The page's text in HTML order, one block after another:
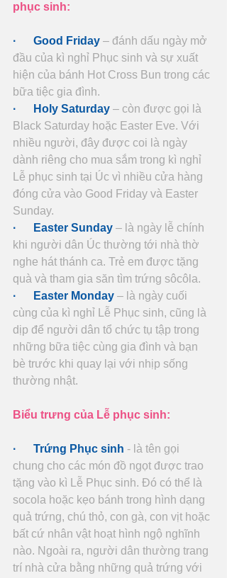
phục sinh:
·      Good Friday – đánh dấu ngày mở
đầu của kì nghỉ Phục sinh và sự xuất
hiện của bánh Hot Cross Bun trong các
bữa tiệc gia đình.
·      Holy Saturday – còn được gọi là
Black Saturday hoặc Easter Eve. Với
nhiều người, đây được coi là ngày
dành riêng cho mua sắm trong kì nghỉ
Lễ phục sinh tại Úc vì nhiều cửa hàng
đóng cửa vào Good Friday và Easter
Sunday.
·      Easter Sunday – là ngày lễ chính
khi người dân Úc thường tới nhà thờ
nghe hát thánh ca. Trẻ em được tặng
quà và tham gia săn tìm trứng sôcôla.
·      Easter Monday – là ngày cuối
cùng của kì nghỉ Lễ Phục sinh, cũng là
dịp để người dân tổ chức tụ tập trong
những bữa tiệc cùng gia đình và bạn
bè trước khi quay lại với nhịp sống
thường nhật.
Biểu trưng của Lễ phục sinh:
·      Trứng Phục sinh - là tên gọi
chung cho các món đồ ngọt được trao
tặng vào kì Lễ Phục sinh. Đó có thể là
socola hoặc kẹo bánh trong hình dạng
quả trứng, chú thỏ, con gà, con vịt hoặc
bất cứ nhân vật hoạt hình ngộ nghĩnh
nào. Ngoài ra, người dân thường trang
trí nhà cửa bằng những quả trứng với